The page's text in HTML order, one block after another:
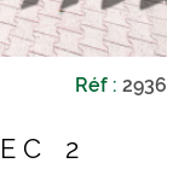
Réf : 2936
2